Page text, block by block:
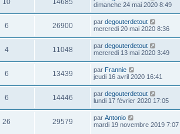
10 14685
dimanche 24 mai 2020 8:49
6 26900 par degouterdetout
mercredi 20 mai 2020 8:36
4 11048 par degouterdetout
mercredi 13 mai 2020 3:49
6 13439 par Frannie
jeudi 16 avril 2020 16:41
6 14446 par degouterdetout
lundi 17 février 2020 17:05
26 29579 par Antonio
mardi 19 novembre 2019 7:07